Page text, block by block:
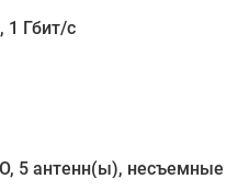
1 Гбит/с
5 антенн(ы), несъемные